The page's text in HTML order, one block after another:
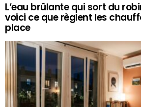
L’eau brûlante qui sort du
voici ce que règlent les
place